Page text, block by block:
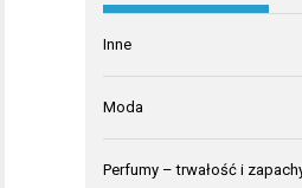
Inne
Moda
Perfumy – trwałość i